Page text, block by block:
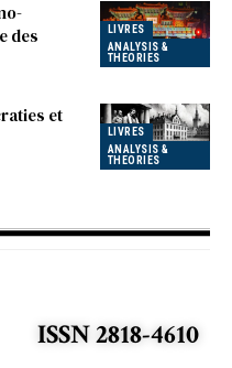
LIVRES
ANALYSIS &
THEORIES
des
LIVRES
ANALYSIS &
THEORIES
et
ISSN 2818-4610